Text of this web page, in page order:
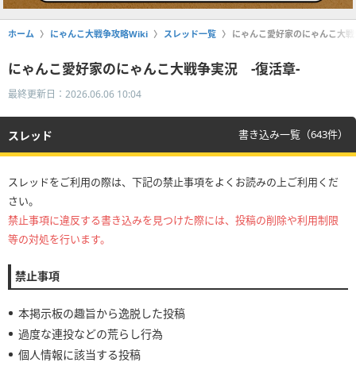
ホーム にゃんこ大戦争攻略Wiki スレッド一覧 にゃんこ愛好家のにゃんこ大
にゃんこ愛好家のにゃんこ大戦争実況 -復活章-
最終更新日：2026.06.06 10:04
スレッド 書き込み一覧（643件）
スレッドをご利用の際は、下記の禁止事項をよくお読みの上ご利用くだ
さい。
禁止事項に違反する書き込みを見つけた際には、投稿の削除や利用制限
等の対処を行います。
禁止事項
本掲示板の趣旨から逸脱した投稿
過度な連投などの荒らし行為
個人情報に該当する投稿